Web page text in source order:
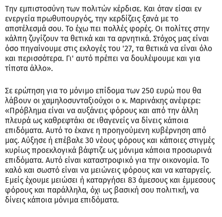
Την εμπιστοσύνη των πολιτών κέρδισε. Και όταν είσαι εν
ενεργεία πρωθυπουργός, την κερδίζεις ξανά με το
αποτέλεσμά σου. Το έχω πει πολλές φορές. Οι πολίτες στην
κάλπη ζυγίζουν τα θετικά και τα αρνητικά. Στόχος μας είναι
όσο πηγαίνουμε στις εκλογές του '27, τα θετικά να είναι όλο
και περισσότερα. Γι' αυτό πρέπει να δουλέψουμε και για
τίποτα άλλο».
Σε ερώτηση για το μόνιμο επίδομα των 250 ευρώ που θα
λάβουν οι χαμηλοσυνταξιούχοι ο κ. Μαρινάκης ανέφερε:
«Πρόβλημα είναι να αυξάνεις φόρους και από την άλλη
πλευρά ως καθρεφτάκι σε ιθαγενείς να δίνεις κάποια
επιδόματα. Αυτό το έκανε η προηγούμενη κυβέρνηση από
μας. Αύξησε ή επέβαλε 30 νέους φόρους και κάποιες στιγμές
κυρίως προεκλογικά βάφτιζε ως μόνιμα κάποια προσωρινά
επιδόματα. Αυτό είναι καταστροφικό για την οικονομία. Το
καλό και σωστό είναι να μειώνεις φόρους και να καταργείς.
Εμείς έχουμε μειώσει ή καταργήσει 83 άμεσους και έμμεσους
φόρους και παράλληλα, όχι ως βασική σου πολιτική, να
δίνεις κάποια μόνιμα επιδόματα.